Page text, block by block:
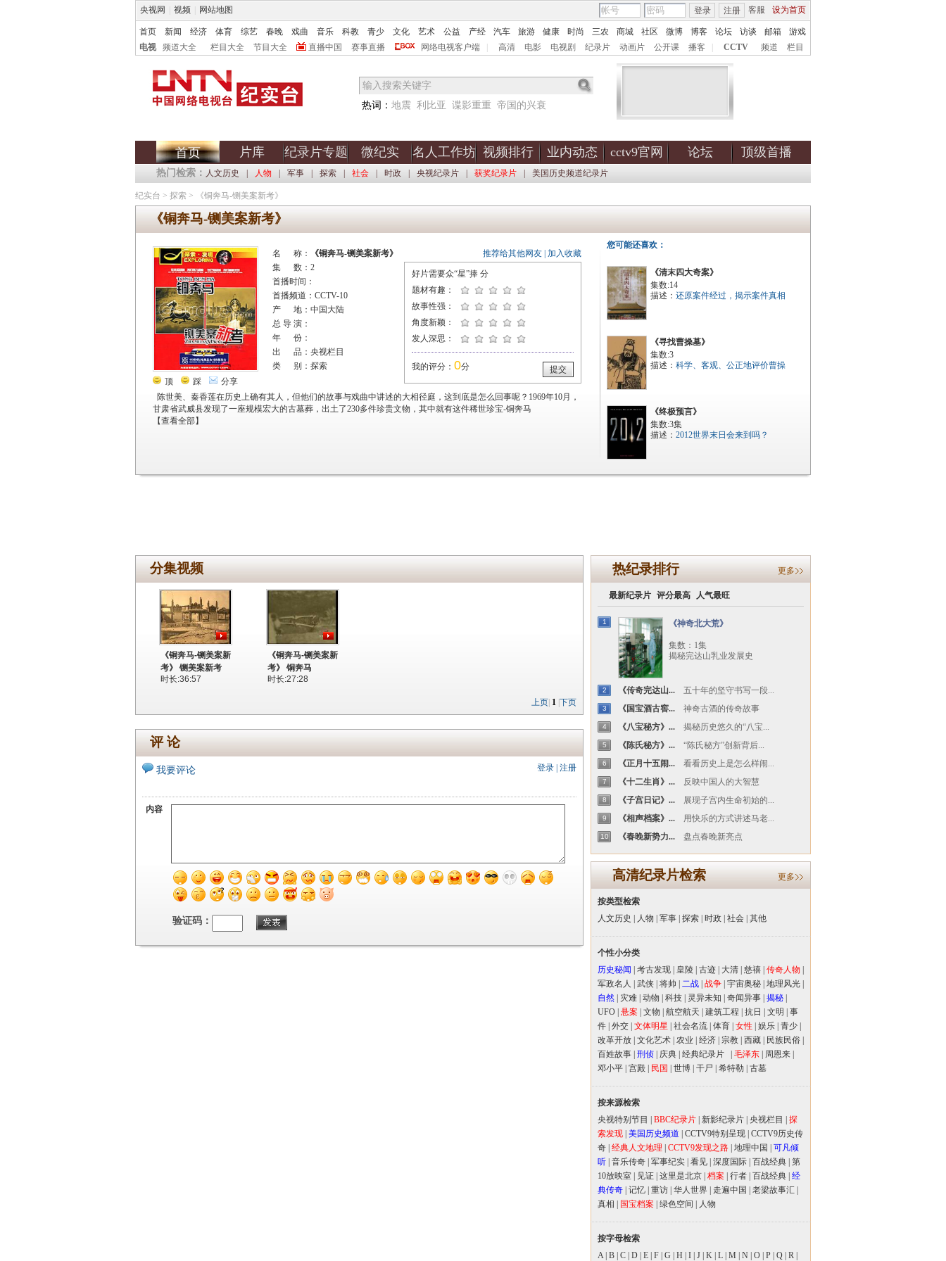
央视网 视频 网站地图 客服 设为首页
登录 注册
首页 新闻 经济 体育 综艺 春晚 戏曲 音乐 科教 青少 文化 艺术 公益 产经 汽车 旅游 健康 时尚 三农 商城 社区 微博 博客 论坛 访谈 邮箱
游戏
电视
频道大全 栏目大全 节目大全 直播中国 赛事直播 网络电视客户端 高清 电影 电视剧 纪录片 动画片 公开课 播客 CCTV 频道 栏目
热词： 地震 利比亚 谍影重重 帝国的兴衰
首页 片库 纪录片专题 微纪实 名人工作坊 视频排行 业内动态 cctv9官网 论坛 顶级首播
热门检索： 人文历史 人物 军事 探索 社会 时政 央视纪录片 获奖纪录片 美国历史频道纪录片
纪实台 > 探索 > 《铜奔马-铡美案新考》
《铜奔马-铡美案新考》
顶 踩 分享
名 称：
《铜奔马-铡美案新考》
集 数：2
首播时间：
首播频道：CCTV-10
产 地：中国大陆
总 导 演：
年 份：
出 品：央视栏目
类 别：探索
陈世美、秦香莲在历史上确有其人，但他们的故事与戏曲中讲述的大相径庭，这到底是怎么回事呢？1969年10月，
甘肃省武威县发现了一座规模宏大的古墓葬，出土了230多件珍贵文物，其中就有这件稀世珍宝-铜奔马
【查看全部】
推荐给其他网友 加入收藏
好片需要众“星”捧 分
题材有趣：
故事性强：
角度新颖：
发人深思：
我的评分： 0分 提交
您可能还喜欢：
《清末四大奇案》
集数:14
描述： 还原案件经过，揭示案件真相
《寻找曹操墓》
集数:3
描述： 科学、客观、公正地评价曹操
《终极预言》
集数:3集
描述： 2012世界末日会来到吗？
分集视频
《铜奔马-铡美案新
考》 铡美案新考
时长:36:57
《铜奔马-铡美案新
考》 铜奔马
时长:27:28
上页 1 下页
评 论
登录 注册
我要评论
内容
验证码：
热纪录排行 更多
最新纪录片 评分最高 人气最旺
1 《神奇北大荒》
集数：1集
揭秘完达山乳业发展史
2 《传奇完达山... 五十年的坚守书写一段...
3 《国宝酒古窖... 神奇古酒的传奇故事
4 《八宝秘方》... 揭秘历史悠久的“八宝...
5 《陈氏秘方》... “陈氏秘方”创新背后...
6 《正月十五闹... 看看历史上是怎么样闹...
7 《十二生肖》... 反映中国人的大智慧
8 《子宫日记》... 展现子宫内生命初始的...
9 《相声档案》... 用快乐的方式讲述马老...
10 《春晚新势力... 盘点春晚新亮点
高清纪录片检索 更多
按类型检索
人文历史
人物 军事 探索 时政 社会 其他
个性小分类
历史秘闻
考古发现 皇陵 古迹 大清 慈禧 传奇人物
军政名人
武侠 将帅 二战 战争 宇宙奥秘 地理风光
自然
灾难 动物 科技 灵异未知 奇闻异事 揭秘
UFO 悬案 文物 航空航天 建筑工程 抗日 文明
事
件 外交 文体明星 社会名流 体育 女性 娱乐 青少
改革开放 文化艺术 农业 经济 宗教 西藏 民族民俗
百姓故事 刑侦 庆典 经典纪录片 毛泽东 周恩来
邓小平 宫殿 民国 世博 干尸 希特勒 古墓
按来源检索
央视特别节目
BBC纪录片 新影纪录片 央视栏目
探
索发现 美国历史频道 CCTV9特别呈现 CCTV9历史传
奇 经典人文地理 CCTV9发现之路 地理中国
可凡倾
听 音乐传奇 军事纪实 看见 深度国际 百战经典 第
10放映室
见证 这里是北京 档案 行者 百战经典 经
典传奇 记忆 重访 华人世界 走遍中国 老梁故事汇
真相
国宝档案 绿色空间 人物
按字母检索
A| B C D E F G H I J K L M N O P Q R